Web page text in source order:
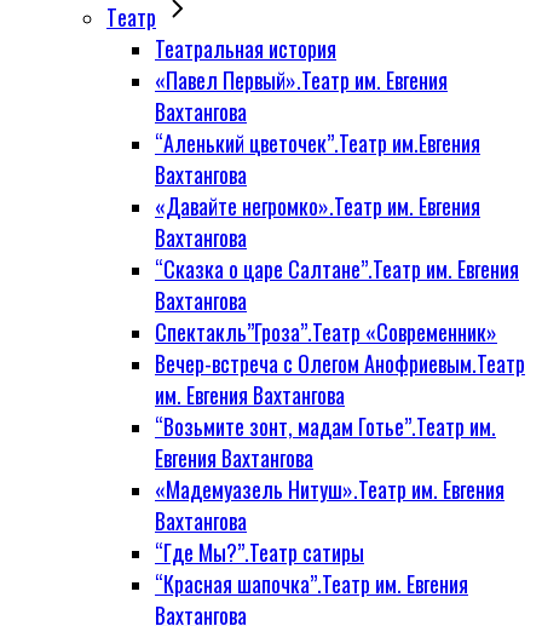
Tеатр
Театральная история
«Павел Первый».Театр им. Евгения
Вахтангова
“Аленький цветочек”.Театр им.Евгения
Вахтангова
«Давайте негромко».Театр им. Евгения
Вахтангова
“Сказка о царе Салтане”.Театр им. Евгения
Вахтангова
Спектакль”Гроза”.Театр «Современник»
Вечер-встреча с Олегом Анофриевым.Театр
им. Евгения Вахтангова
“Возьмите зонт, мадам Готье”.Театр им.
Евгения Вахтангова
«Мадемуазель Нитуш».Театр им. Евгения
Вахтангова
“Где Мы?”.Театр сатиры
“Красная шапочка”.Театр им. Евгения
Вахтангова